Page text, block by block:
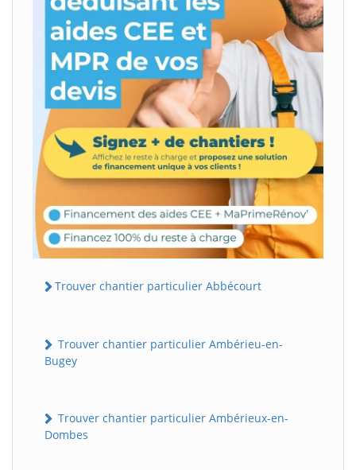
Trouver chantier particulier Abbécourt
Trouver chantier particulier Ambérieu-en-
Bugey
Trouver chantier particulier Ambérieux-en-
Dombes